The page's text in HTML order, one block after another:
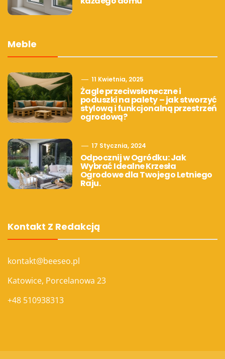
Meble
11 Kwietnia, 2025
Żagle przeciwsłoneczne i
poduszki na palety – jak stworzyć
stylową i funkcjonalną przestrzeń
ogrodową?
17 Stycznia, 2024
Odpocznij w Ogródku: Jak
Wybrać Idealne Krzesła
Ogrodowe dla Twojego Letniego
Raju.
Kontakt Z Redakcją
kontakt@beeseo.pl
Katowice, Porcelanowa 23
+48 510938313